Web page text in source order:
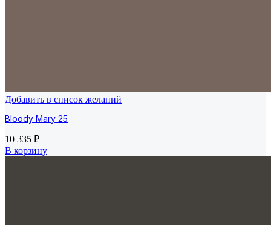
Добавить в список желаний
Bloody Mary 25
10 335 ₽
В корзину